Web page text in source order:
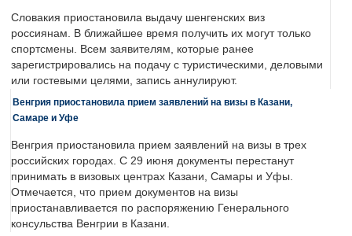
Словакия приостановила выдачу шенгенских виз
россиянам. В ближайшее время получить их могут только
спортсмены. Всем заявителям, которые ранее
зарегистрировались на подачу с туристическими, деловыми
или гостевыми целями, запись аннулируют.
Венгрия приостановила прием заявлений на визы в Казани,
Самаре и Уфе
Венгрия приостановила прием заявлений на визы в трех
российских городах. С 29 июня документы перестанут
принимать в визовых центрах Казани, Самары и Уфы.
Отмечается, что прием документов на визы
приостанавливается по распоряжению Генерального
консульства Венгрии в Казани.